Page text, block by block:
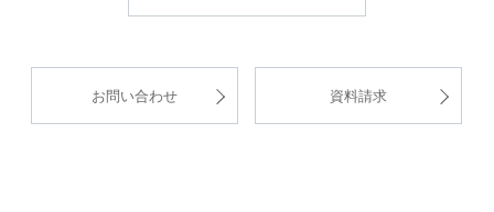
お問い合わせ 資料請求